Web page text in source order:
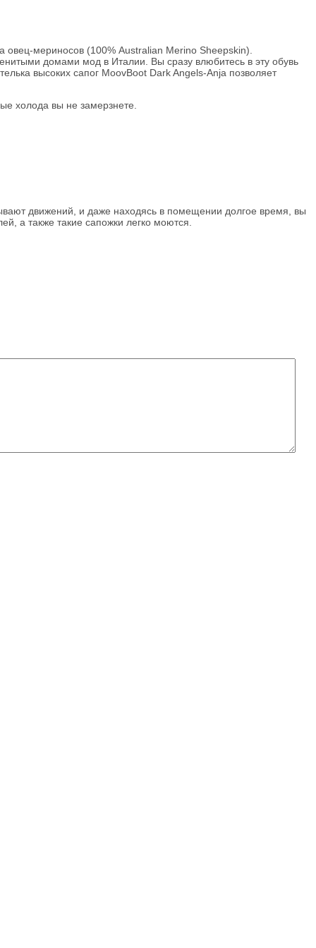
мериносов (100% Australian Merino Sheepskin).
домами мод в Италии. Вы сразу влюбитесь в эту обувь
высоких сапог MoovBoot Dark Angels-Anja позволяет
холода вы не замерзнете.
движений, и даже находясь в помещении долгое время, вы
а также такие сапожки легко моются.